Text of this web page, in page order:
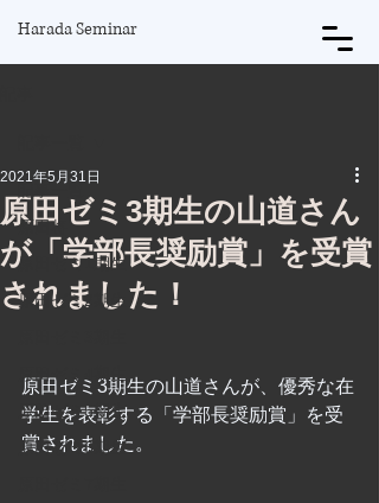
Harada Seminar
記事一覧
原田将
原田ゼミ1期生
原田ゼミ2期生
原田ゼミ4期生
原田ゼミ5期生
原田ゼミ6期生
原田ゼミ3期生の山道さん
が「学部長奨励賞」を受賞
されました！
2021年5月31日
原田ゼミ3期生の山道さんが、優秀な在
学生を表彰する「学部長奨励賞」を受
賞されました。